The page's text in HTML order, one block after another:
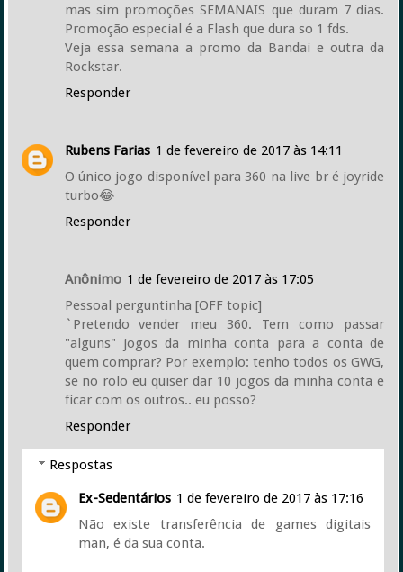
mas sim promoções SEMANAIS que duram 7 dias.
Promoção especial é a Flash que dura so 1 fds.
Veja essa semana a promo da Bandai e outra da
Rockstar.
Responder
Rubens Farias 1 de fevereiro de 2017 às 14:11
O único jogo disponível para 360 na live br é joyride
turbo😂
Responder
Anônimo 1 de fevereiro de 2017 às 17:05
Pessoal perguntinha [OFF topic]
`Pretendo vender meu 360. Tem como passar
"alguns" jogos da minha conta para a conta de
quem comprar? Por exemplo: tenho todos os GWG,
se no rolo eu quiser dar 10 jogos da minha conta e
ficar com os outros.. eu posso?
Responder
Respostas
Ex-Sedentários 1 de fevereiro de 2017 às 17:16
Não existe transferência de games digitais
man, é da sua conta.